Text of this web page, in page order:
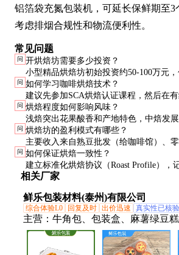
铝箔袋充氮包装机，可延长保鲜期至3
考虑排烟合规性和物流便利性。
常见问题
问 开烘焙坊需要多少投资？
小型精品烘焙坊初始投资约50-100万元
万）、装修（15-30万）和首批生豆（5-
投资通常在200万元以上。
问 如何学习咖啡烘焙技术？
建议先参加SCA烘焙认证课程，然后在
践。记录每锅烘焙曲线并杯测对比是快
要6-12个月系统训练。
问 烘焙程度如何影响风味？
浅焙突出花果酸香和产地特色，中焙发
巧克力坚果调但会掩盖产地特征。烘焙
式和目标客群偏好。
问 烘焙坊的盈利模式有哪些？
主要收入来自熟豆批发（给咖啡馆）、
焙服务（代工）。附加值高的包括烘焙
体验，利润率可达30-50%。
问 如何保证烘焙一致性？
建立标准化烘焙协议（Roast Profile），
温度等参数。定期校准测温探头，每季
相关厂家
鲜乐包装材料(泰州)有限公司
综合体验L0 回复及时 出价迅速 真实性已核验
主营： 牛角包、包装盒、麻薯绿豆糕